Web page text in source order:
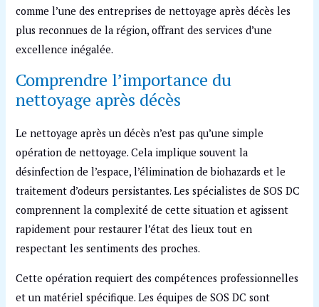
comme l’une des entreprises de nettoyage après décès les
plus reconnues de la région, offrant des services d’une
excellence inégalée.
Comprendre l’importance du
nettoyage après décès
Le nettoyage après un décès n’est pas qu’une simple
opération de nettoyage. Cela implique souvent la
désinfection de l’espace, l’élimination de biohazards et le
traitement d’odeurs persistantes. Les spécialistes de SOS DC
comprennent la complexité de cette situation et agissent
rapidement pour restaurer l’état des lieux tout en
respectant les sentiments des proches.
Cette opération requiert des compétences professionnelles
et un matériel spécifique. Les équipes de SOS DC sont